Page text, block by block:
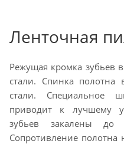
Ленточная
Режущая кромка зубьев
стали. Спинка полотна
стали. Специальное
приводит к лучшему
зубьев закалены до
Сопротивление полотна